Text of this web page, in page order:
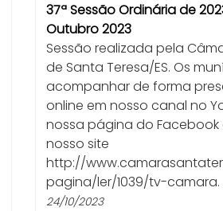
37ª Sessão Ordinária de
Outubro 2023
Sessão realizada pela
de Santa Teresa/ES. Os
acompanhar de forma
online em nosso canal no
nossa página do
nosso site
http://
pagina/ler/1039/tv-camara.
24/10/2023